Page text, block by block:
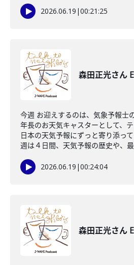
2026.06.19 |00:21:25
森田正光さん
今週 お迎えするのは、気象予報士
年長のお天気キャスターとして、
日本の天気予報にずっと寄り添っ
週は４日間、天気予報の歴史や、
2026.06.19 |00:24:04
森田正光さん